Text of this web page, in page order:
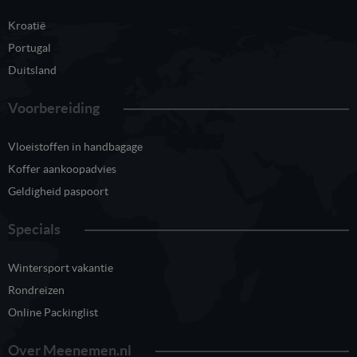
Kroatië
Portugal
Duitsland
Voorbereiding
Vloeistoffen in handbagage
Koffer aankoopadvies
Geldigheid paspoort
Specials
Wintersport vakantie
Rondreizen
Online Packinglist
Over Meenemen.nl